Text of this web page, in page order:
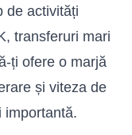
de activități
transferuri mari
ți ofere o marjă
și viteza de
importantă.